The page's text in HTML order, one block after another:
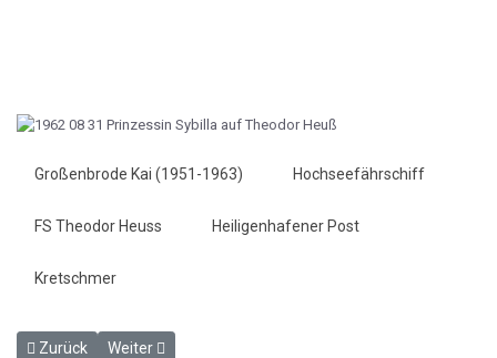
Großenbrode Kai (1951-1963) Hochseefährschiff
FS Theodor Heuss Heiligenhafener Post
Kretschmer
Vorheriger Beitrag: Rekord-Verkehr über die Blaue Grenze - HP 17.
Zurück Nächster Beitrag: Symbol der Vogelfluglinie - HP 31.
Weiter